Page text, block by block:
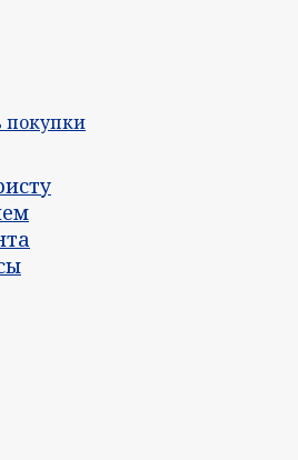
покупки